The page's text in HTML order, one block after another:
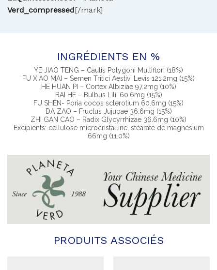
Verd_compressed[/mark]
INGRÉDIENTS EN %
YE JIAO TENG – Caulis Polygoni Multiflori (18%)
FU XIAO MAI – Semen Tritici Aestivi Levis 121.2mg (15%)
HE HUAN PI – Cortex Albiziae 97.2mg (10%)
BAI HE – Bulbus Lilii 60.6mg (15%)
FU SHEN- Poria cocos sclerotium 60.6mg (15%)
DA ZAO – Fructus Jujubae 36.6mg (15%)
ZHI GAN CAO – Radix Glycyrrhizae 36.6mg (10%)
Excipients: cellulose microcristalline, stéarate de magnésium
66mg (11.0%)
PRODUITS ASSOCIÉS